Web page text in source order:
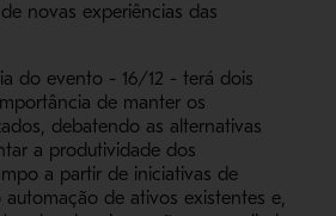
novas experiências das
do evento - 16/12 - terá dois
de manter os
debatendo as alternativas
a produtividade dos
a partir de iniciativas de
de ativos existentes e,